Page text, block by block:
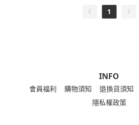
1
INFO
會員福利 購物須知 退換貨須知
隱私權政策